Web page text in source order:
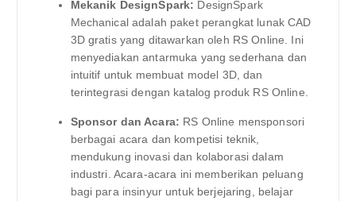
Mekanik DesignSpark: DesignSpark
Mechanical adalah paket perangkat lunak CAD
3D gratis yang ditawarkan oleh RS Online. Ini
menyediakan antarmuka yang sederhana dan
intuitif untuk membuat model 3D, dan
terintegrasi dengan katalog produk RS Online.
Sponsor dan Acara: RS Online mensponsori
berbagai acara dan kompetisi teknik,
mendukung inovasi dan kolaborasi dalam
industri. Acara-acara ini memberikan peluang
bagi para insinyur untuk berjejaring, belajar